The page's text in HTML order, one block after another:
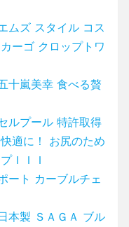
ムズ スタイル コス
ーゴ クロップトワ
十嵐美幸 食べる贅
ルプール 特許取得
適に！ お尻のため
ＩＩＩ
ート カーブルチェ
本製 ＳＡＧＡ ブル